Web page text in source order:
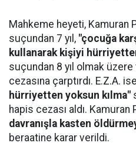
Mahkeme heyeti, Kamuran
suçundan 7 yıl, "çocuğa
kullanarak kişiyi
suçundan 8 yıl olmak üzere
cezasına çarptırdı. E.Z.A. ise
hürriyetten yoksun kılma"
hapis cezası aldı. Kamuran
davranışla kasten
beraatine karar verildi.